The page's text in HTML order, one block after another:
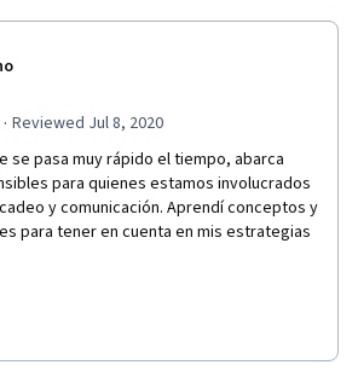
· Reviewed Jul 8, 2020
se pasa muy rápido el tiempo, abarca
para quienes estamos involucrados
y comunicación. Aprendí conceptos y
para tener en cuenta en mis estrategias